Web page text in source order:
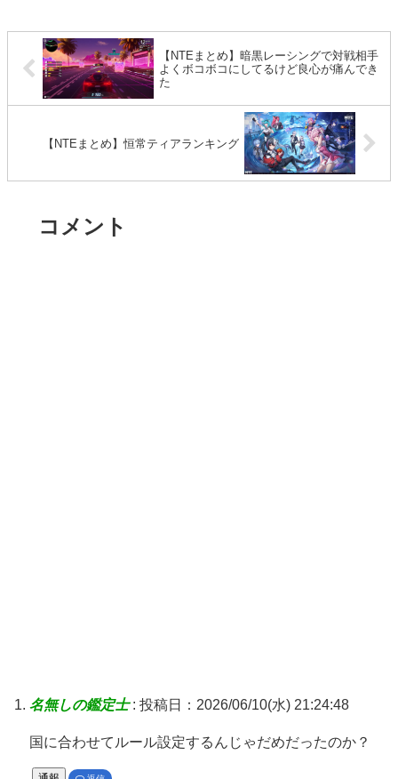
【NTEまとめ】暗黒レーシングで対戦相手
よくボコボコにしてるけど良心が痛んでき
た
【NTEまとめ】恒常ティアランキング
コメント
名無しの鑑定士: 投稿日：2026/06/10(水) 21:24:48
国に合わせてルール設定するんじゃだめだったのか？